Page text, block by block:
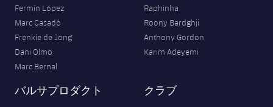
Fermín López
Marc Casadó
Frenkie de Jong
Dani Olmo
Marc Bernal
Raphinha
Roony Bardghji
Anthony Gordon
Karim Adeyemi
バルサプロダクト クラブ